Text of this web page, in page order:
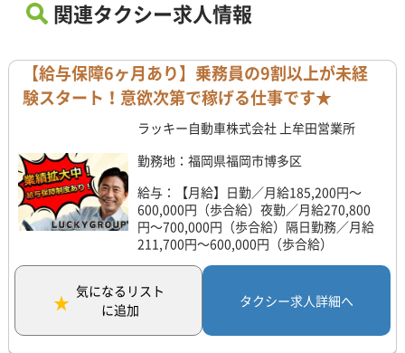
関連タクシー求人情報
【給与保障6ヶ月あり】乗務員の9割以上が未経
験スタート！意欲次第で稼げる仕事です★
ラッキー自動車株式会社 上牟田営業所
勤務地：福岡県福岡市博多区
給与：【月給】日勤／月給185,200円～
600,000円（歩合給）夜勤／月給270,800
円～700,000円（歩合給）隔日勤務／月給
211,700円～600,000円（歩合給）
気になるリスト
に追加
タクシー求人詳細へ